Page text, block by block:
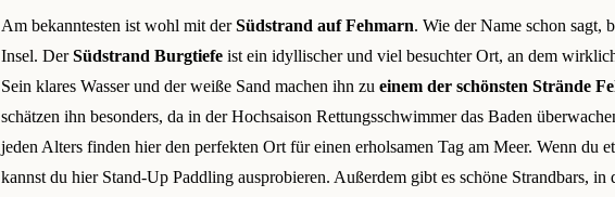
Am bekanntesten ist wohl mit derSüdstrand auf Fehmarn. Wie der Name schon sagt,
Insel. DerSüdstrand Burgtiefe ist ein idyllischer und viel besuchter Ort, an dem
Sein klares Wasser und der weiße Sand machen ihn zu einem der schönsten Strände
schätzen ihn besonders, da in der Hochsaison Rettungsschwimmer das Baden
jeden Alters finden hier den perfekten Ort für einen erholsamen Tag am Meer. Wenn du
kannst du hier Stand-Up Paddling ausprobieren. Außerdem gibt es schöne Strandbars,